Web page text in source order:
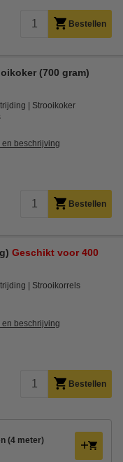
Bestellen
(700 gram)
Strooikoker
en beschrijving
Bestellen
Geschikt voor 400
Strooikorrels
en beschrijving
Bestellen
(4 meter)